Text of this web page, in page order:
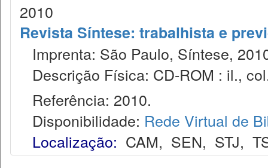
2010
Revista Síntese: trabalhista e
Imprenta: São Paulo, Síntese,
Descrição Física: CD-ROM : il.,
Referência: 2010.
Disponibilidade: Rede Virtual de
Localização: CAM, SEN, STJ,